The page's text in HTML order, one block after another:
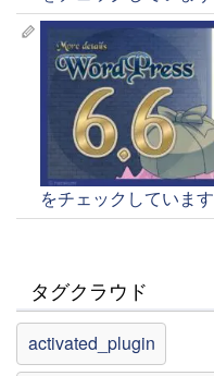
をチェックしています
タグクラウド
activated_plugin